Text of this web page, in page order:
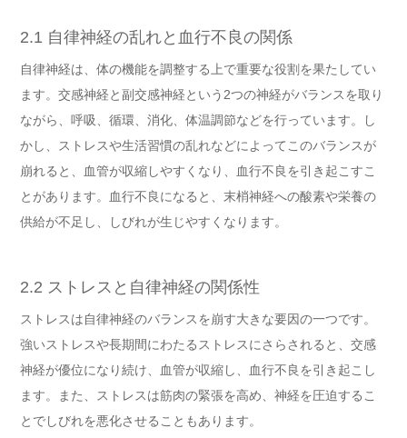
2.1 自律神経の乱れと血行不良の関係
自律神経は、体の機能を調整する上で重要な役割を果たしてい
ます。交感神経と副交感神経という2つの神経がバランスを取り
ながら、呼吸、循環、消化、体温調節などを行っています。し
かし、ストレスや生活習慣の乱れなどによってこのバランスが
崩れると、血管が収縮しやすくなり、血行不良を引き起こすこ
とがあります。血行不良になると、末梢神経への酸素や栄養の
供給が不足し、しびれが生じやすくなります。
2.2 ストレスと自律神経の関係性
ストレスは自律神経のバランスを崩す大きな要因の一つです。
強いストレスや長期間にわたるストレスにさらされると、交感
神経が優位になり続け、血管が収縮し、血行不良を引き起こし
ます。また、ストレスは筋肉の緊張を高め、神経を圧迫するこ
とでしびれを悪化させることもあります。